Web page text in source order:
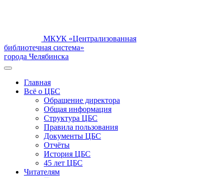
МКУК «Централизованная
библиотечная система»
города Челябинска
Главная
Всё о ЦБС
Обращение директора
Общая информация
Структура ЦБС
Правила пользования
Документы ЦБС
Отчёты
История ЦБС
45 лет ЦБС
Читателям